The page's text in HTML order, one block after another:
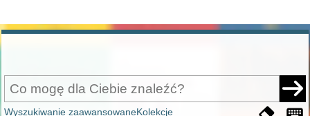
Wyszukiwanie zaawansowaneKolekcje